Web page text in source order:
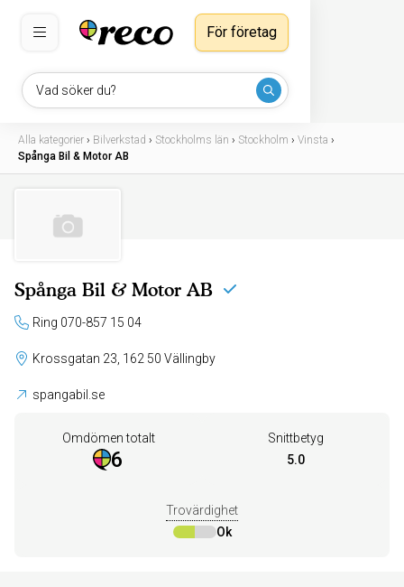
Vad söker du?
För företag
Alla kategorier › Bilverkstad › Stockholms län › Stockholm › Vinsta ›
Spånga Bil & Motor AB
Spånga Bil & Motor AB
Ring 070-857 15 04
Krossgatan 23, 162 50 Vällingby
spangabil.se
Omdömen totalt
6
Snittbetyg
5.0
Trovärdighet
Ok